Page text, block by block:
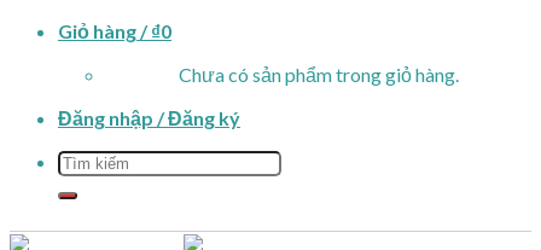
Skip
Giỏ hàng /₫0
Chưa có sản phẩm trong giỏ hàng.
Đăng nhập / Đăng ký
Tìm
kiếm: